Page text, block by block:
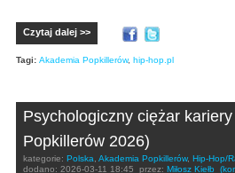
Czytaj dalej >>
Tagi: Akademia Popkillerów, hip-hop.pl
Psychologiczny ciężar
Popkillerów 2026)
kategorie: Polska, Akademia Popkillerów, Hip-Hop/
dodano: 2026-03-11 18:45 przez: Miłosz Kiełb